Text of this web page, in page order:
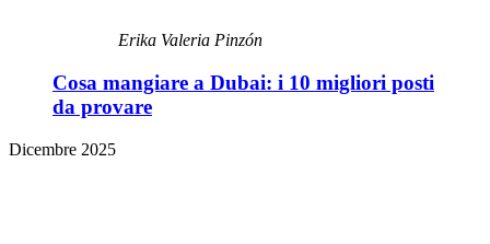
Erika Valeria Pinzón
Cosa mangiare a Dubai: i 10 migliori posti
da provare
Dicembre 2025